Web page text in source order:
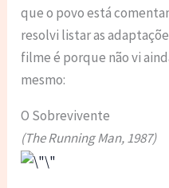
que o povo está
resolvi listar as
filme é porque não vi
mesmo:
O Sobrevivente
(The Running Man, 1987)